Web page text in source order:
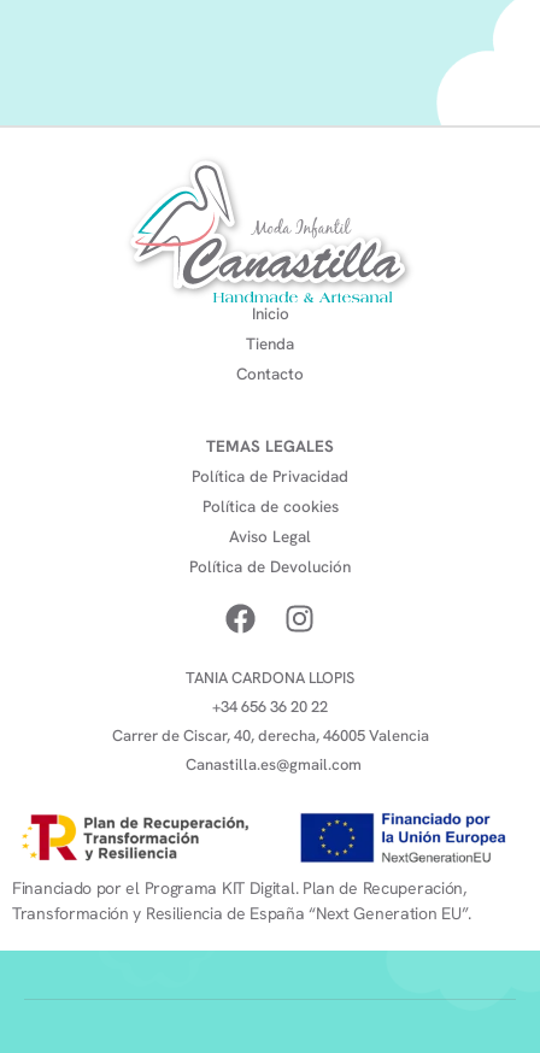
Inicio
Tienda
Contacto
TEMAS LEGALES
Política de Privacidad
Política de cookies
Aviso Legal
Política de Devolución
TANIA CARDONA LLOPIS
+34 656 36 20 22
Carrer de Ciscar, 40, derecha, 46005 Valencia
Canastilla.es@gmail.com
Financiado por el Programa KIT Digital. Plan de Recuperación,
Transformación y Resiliencia de España “Next Generation EU”.